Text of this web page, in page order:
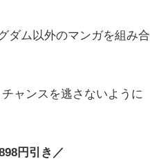
ダム以外のマンガを組み合
ャンスを逃さないように
円引き／